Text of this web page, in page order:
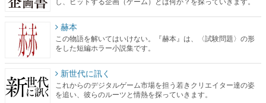
赫本
この物語を解いてはいけない。『赫本』は、〈試験問題〉の形
をした短編ホラー小説集です。
新世代に訊く
これからのデジタルゲーム市場を担う若きクリエイター達の姿
を追い、彼らのルーツと情熱を探っていきます。